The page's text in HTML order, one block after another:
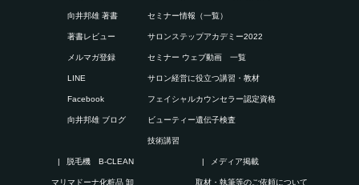
向井邦雄 著書
著書レビュー
メルマガ登録
LINE
Facebook
向井邦雄 ブログ
セミナー情報（一覧）
サロンステップアカデミー2022
セミナー ウェブ動画 一覧
サロン経営に役立つ講習・教材
フェイシャルカウンセラー認定資格
ビューティー遺伝子検査
技術講習
脱毛機 B-CLEAN
マリマドーナ化粧品 卸
メディア掲載
取材・執筆等のご依頼について